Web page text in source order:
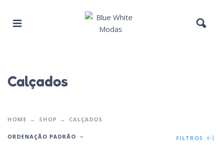
Calçados
HOME SHOP CALÇADOS
ORDENAÇÃO PADRÃO FILTROS